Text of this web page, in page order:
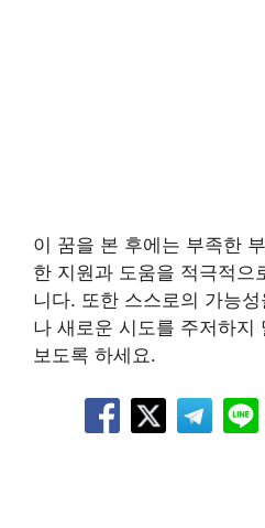
이 꿈을 본 후에는 부족한
한 지원과 도움을 적극적으
니다. 또한 스스로의 가능
나 새로운 시도를 주저하지
보도록 하세요.